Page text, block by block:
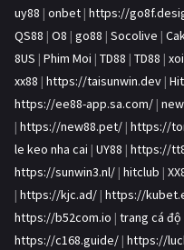
uy88 | onbet | https://
QS88 | O8 | go88 | Socolive |
8US | Phim Moi | TD88 | TD88 |
xx88 | https://taisunwin.dev |
https://ee88-app.sa.com/ |
| https://new88.pet/ | https://
le keo nha cai | UY88 | https://
https://sunwin3.nl/ | hitclub |
| https://kjc.ad/ | https://
https://b52com.io | trang cá độ
https://c168.guide/ | https://